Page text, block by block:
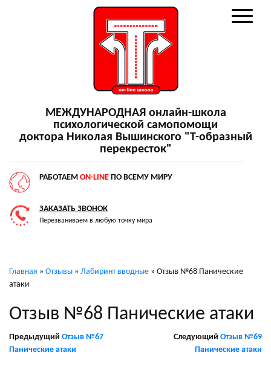
МЕЖДУНАРОДНАЯ онлайн-школа
психологической самопомощи
доктора Николая Вышинского "Т-образный
перекресток"
РАБОТАЕМ ON-LINE ПО ВСЕМУ МИРУ
ЗАКАЗАТЬ ЗВОНОК
Перезваниваем в любую точку мира
Главная » Отзывы » Лабиринт вводные » Отзыв №68 Панические
атаки
Отзыв №68 Панические атаки
Предыдущий Отзыв №67
Панические атаки
Следующий Отзыв №69
Панические атаки